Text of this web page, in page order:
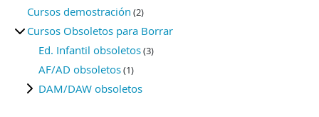
Cursos demostración (2)
Cursos Obsoletos para Borrar
Ed. Infantil obsoletos(3)
AF/AD obsoletos(1)
DAM/DAW obsoletos